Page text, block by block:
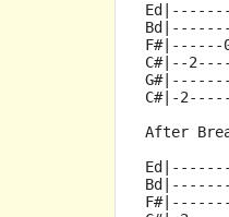
C#|--
C#|-
After